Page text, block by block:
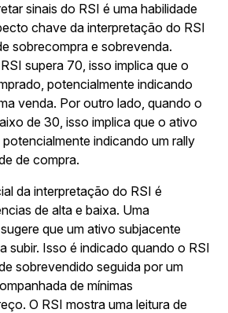
sinais do RSI é uma habilidade
chave da interpretação do RSI
sobrecompra e sobrevenda.
supera 70, isso implica que o
potencialmente indicando
venda. Por outro lado, quando o
de 30, isso implica que o ativo
indicando um rally
de compra.
da interpretação do RSI é
de alta e baixa. Uma
que um ativo subjacente
subir. Isso é indicado quando o RSI
sobrevendido seguida por um
de mínimas
O RSI mostra uma leitura de